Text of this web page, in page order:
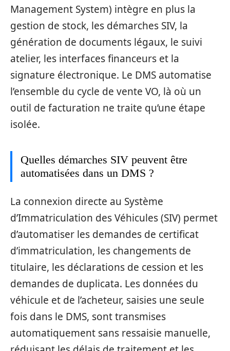
Management System) intègre en plus la
gestion de stock, les démarches SIV, la
génération de documents légaux, le suivi
atelier, les interfaces financeurs et la
signature électronique. Le DMS automatise
l’ensemble du cycle de vente VO, là où un
outil de facturation ne traite qu’une étape
isolée.
Quelles démarches SIV peuvent être
automatisées dans un DMS ?
La connexion directe au Système
d’Immatriculation des Véhicules (SIV) permet
d’automatiser les demandes de certificat
d’immatriculation, les changements de
titulaire, les déclarations de cession et les
demandes de duplicata. Les données du
véhicule et de l’acheteur, saisies une seule
fois dans le DMS, sont transmises
automatiquement sans ressaisie manuelle,